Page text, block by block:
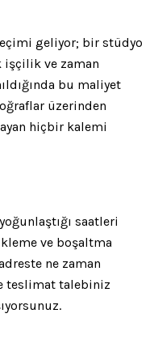
geliyor; bir stüdyo
işçilik ve zaman
bu maliyet
üzerinden
hiçbir kalemi
saatleri
ve boşaltma
ne zaman
teslimat talebiniz